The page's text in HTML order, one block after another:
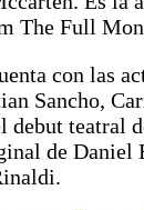
The Full
con las
Sancho,
debut teatral
de Daniel